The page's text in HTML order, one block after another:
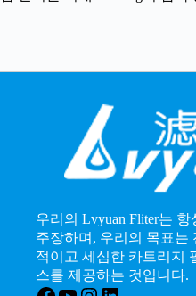
우리의 Lvyuan Fliter는
주장하며, 우리의 목표는
적이고 세심한 카트리지
스를 제공하는 것입니다.